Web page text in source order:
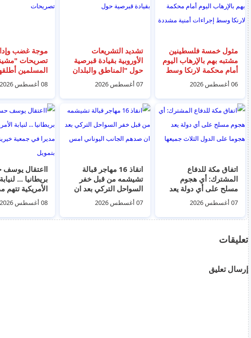
مثول خمسة فلسطينين
مشتبه بهم بالإرهاب اليوم
أمام محكمة لارنكا وسط
إجراءات أمنية مشددة06 أغسطس 2026
تشديد التشريعات
الأوروبية بقيادة قبرصية
حول "المناطق والبلدان
الآمنة"07 أغسطس 2026
موجة غضب
تصريحات
المسلمين
بارز في حزب
بريطانيا" اليميني
المتطرف
08 أغسطس 2026
‏اتفاق مكة للدفاع
المشترك: أي هجوم
مسلح على أي دولة يعد
هجوما على الدول الثلاث
جميعها
07 أغسطس 2026
انقاذ 16 مهاجر قبالة
تشيشمه من قبل خفر
السواحل التركي بعد ان
صدهم الجانب اليوناني
امس
07 أغسطس 2026
ااعتقال
بريطانيا ... لنيابة
الأمريكية تتهم
جمعية خيرية
بتمويل "حماس"
08 أغسطس 2026
تعليقات
إرسال تعليق